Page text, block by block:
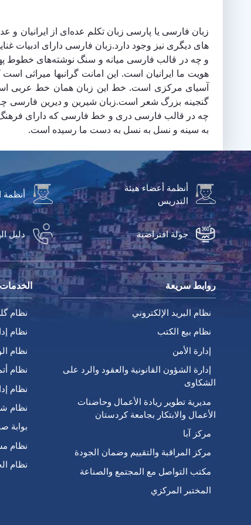
زبان فارسی یا پارسی زبان تکلم عده‌ای از
های دیگری نیز وجود دارد.زبان فارسی دارای
و چه در قالب فارسی میانه و سنگ نوشته‌های خطوط
هویت ما ایرانیان است. این امانت گرانبها میراثی
آسیای مرکزی است. خط این زبان همان خط عربی
گنجینه بزرگ شعر است.زبان شیرین و دیرین فارسی
چه در قالب فارسی دری و خط فارسی که دارای فرهنگ
به سینه و نسل به نسل به دست ما رسیده است.
أنظمة أعضاء هيئة
التدريس
أنظمة
جولة افتراضية دليل
روابط سريعة
نظام البريد الإلكتروني
نظام بيع الكتب
إدارة الأمن
إدارة الشؤون القانونية والعقود والرد على
الشكاوى
مديرية تطوير ريادة الأعمال وحاضنات
الأعمال والابتكار بجامعة كردستان
مركز آبا
مركز المراقبة والتقييم وضمان الجودة
مكتب التواصل مع المجتمع والصناعة
المختبر المركزي
الخدمات
نظام
نظام
نظام
نظام
نظام
نظام
بوابة
نظام
نظام